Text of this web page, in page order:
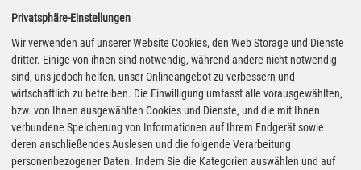
von Sicherheits- und Komfortassistenten in einem
leichten Nutzfahrzeug. Auch die Funktionalität des
aus der Türkei stammenden Kastenwagens ist
ebenso tadellos wie seine Fahreigenschaften. Das
schlägt sich am Ende auf den Preis nieder. Gut
50.000 Euro müssen für eine kräftige Motorisierung
und angemessene Ausstattung angelegt werden.
Privatsphäre-Einstellungen
Wir verwenden auf unserer Website Cookies, den Web Storage und Dienste
dritter. Einige von ihnen sind notwendig, während andere nicht notwendig
sind, uns jedoch helfen, unser Onlineangebot zu verbessern und
wirtschaftlich zu betreiben. Die Einwilligung umfasst alle vorausgewählten,
bzw. von Ihnen ausgewählten Cookies und Dienste, und die mit Ihnen
verbundene Speicherung von Informationen auf Ihrem Endgerät sowie
deren anschließendes Auslesen und die folgende Verarbeitung
personenbezogener Daten. Indem Sie die Kategorien auswählen und auf